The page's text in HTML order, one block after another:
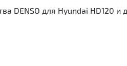
для Hyundai HD120 и